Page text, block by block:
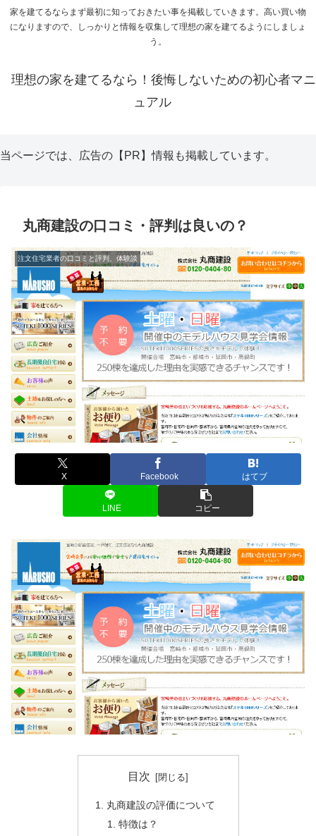
家を建てるならまず最初に知っておきたい事を掲載していきます。高い買い物
になりますので、しっかりと情報を収集して理想の家を建てるようにしましょ
う。
理想の家を建てるなら！後悔しないための初心者マニ
ュアル
当ページでは、広告の【PR】情報も掲載しています。
丸商建設の口コミ・評判は良いの？
注文住宅業者の口コミと評判、体験談
X Facebook はてブ
LINE コピー
目次
丸商建設の評価について
特徴は？